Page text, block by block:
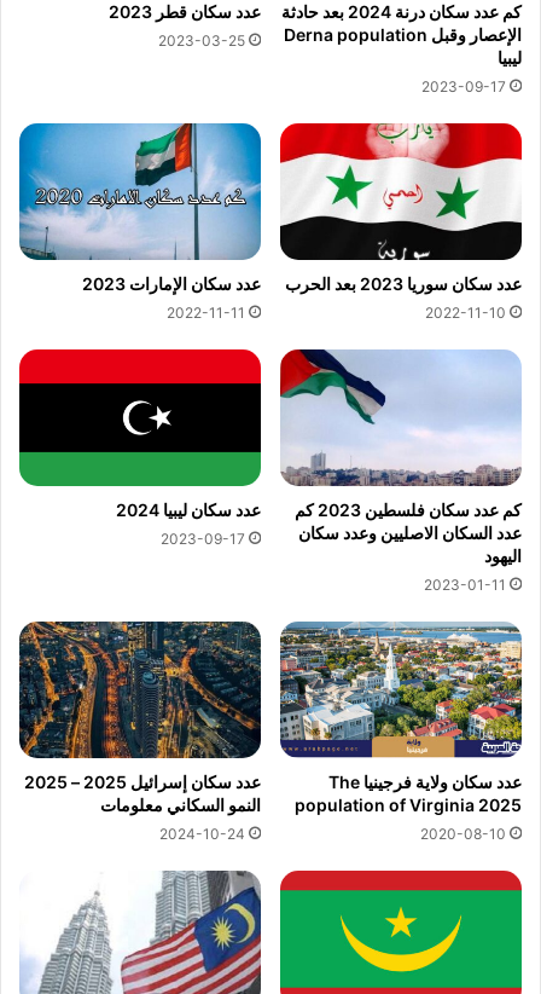
كم عدد سكان درنة 2024 بعد حادثة
الإعصار وقبل Derna population
ليبيا
2023-09-17
عدد سكان قطر 2023
2023-03-25
عدد سكان سوريا 2023 بعد الحرب
2022-11-10
عدد سكان الإمارات 2023
2022-11-11
كم عدد سكان فلسطين 2023 كم
عدد السكان الاصليين وعدد سكان
اليهود
2023-01-11
عدد سكان ليبيا 2024
2023-09-17
عدد سكان ولاية فرجينيا The
population of Virginia 2025
2020-08-10
عدد سكان إسرائيل 2025 – 2025
النمو السكاني معلومات
2024-10-24